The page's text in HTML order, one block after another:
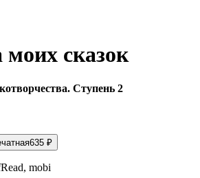
моих сказок
Ступень 2
635 ₽
mobi